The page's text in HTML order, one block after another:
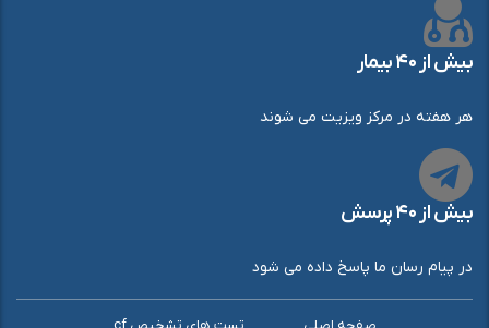
بیش از ۴۰ بیمار
هر هفته در مرکز ویزیت می شوند
بیش از ۴۰ پرسش
در پیام رسان ما پاسخ داده می شود